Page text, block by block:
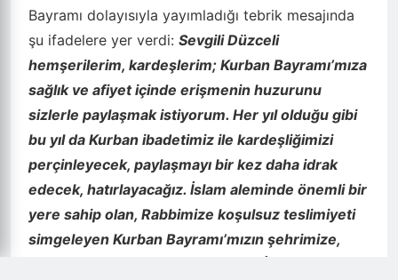
Bayramı dolayısıyla yayımladığı tebrik mesajında
şu ifadelere yer verdi: Sevgili Düzceli
hemşerilerim, kardeşlerim; Kurban Bayramı’mıza
sağlık ve afiyet içinde erişmenin huzurunu
sizlerle paylaşmak istiyorum. Her yıl olduğu gibi
bu yıl da Kurban ibadetimiz ile kardeşliğimizi
perçinleyecek, paylaşmayı bir kez daha idrak
edecek, hatırlayacağız. İslam aleminde önemli bir
yere sahip olan, Rabbimize koşulsuz teslimiyeti
simgeleyen Kurban Bayramı’mızın şehrimize,